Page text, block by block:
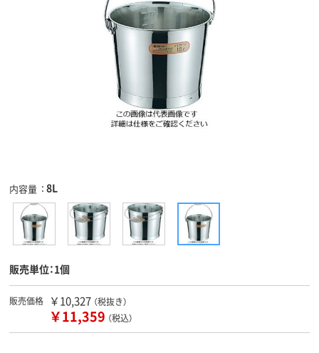
内容量 8L
販売単位：1個
販売価格 ￥10,327 （税抜き）
￥11,359 （税込）